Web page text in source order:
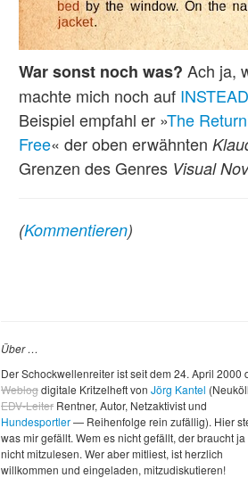
War sonst noch was? Ach ja,
machte mich noch auf
Beispiel empfahl er »The
Free« der oben erwähnten
Grenzen des Genres Visual
(Kommentieren)
Über …
Der Schockwellenreiter ist seit dem 24. April 2000
Weblogdigitale Kritzelheft von Jörg Kantel
EDV-Leiter Rentner, Autor, Netzaktivist und
Hundesportler— Reihenfolge rein zufällig). Hier
was mir gefällt. Wem es nicht gefällt, der braucht ja
nicht mitzulesen. Wer aber mitliest, ist herzlich
willkommen und eingeladen, mitzudiskutieren!